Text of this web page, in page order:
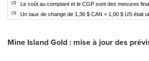
(2) Le coût au comptant et le CGP sont des mesures
(3) Un taux de change de 1,36 $ CAN = 1,00 $ US était
Mine Island Gold : mise à jour des